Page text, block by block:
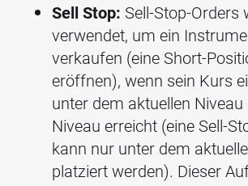
Sell Stop: Sell-Stop-Orders
verwendet, um ein
verkaufen (eine Short-
eröffnen), wenn sein Kurs
unter dem aktuellen Niveau
Niveau erreicht (eine Sell-
kann nur unter dem
platziert werden). Dieser